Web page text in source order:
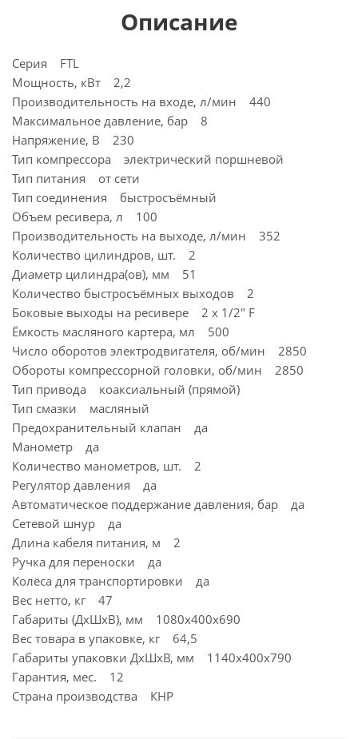
Описание
Серия FTL
Мощность, кВт 2,2
Производительность на входе, л/мин 440
Максимальное давление, бар 8
Напряжение, В 230
Тип компрессора электрический поршневой
Тип питания от сети
Тип соединения быстросъёмный
Объем ресивера, л 100
Производительность на выходе, л/мин 352
Количество цилиндров, шт. 2
Диаметр цилиндра(ов), мм 51
Количество быстросъёмных выходов 2
Боковые выходы на ресивере 2 х 1/2" F
Ёмкость масляного картера, мл 500
Число оборотов электродвигателя, об/мин 2850
Обороты компрессорной головки, об/мин 2850
Тип привода коаксиальный (прямой)
Тип смазки масляный
Предохранительный клапан да
Манометр да
Количество манометров, шт. 2
Регулятор давления да
Автоматическое поддержание давления, бар да
Сетевой шнур да
Длина кабеля питания, м 2
Ручка для переноски да
Колёса для транспортировки да
Вес нетто, кг 47
Габариты (ДхШхВ), мм 1080х400х690
Вес товара в упаковке, кг 64,5
Габариты упаковки ДхШхВ, мм 1140x400x790
Гарантия, мес. 12
Страна производства КНР